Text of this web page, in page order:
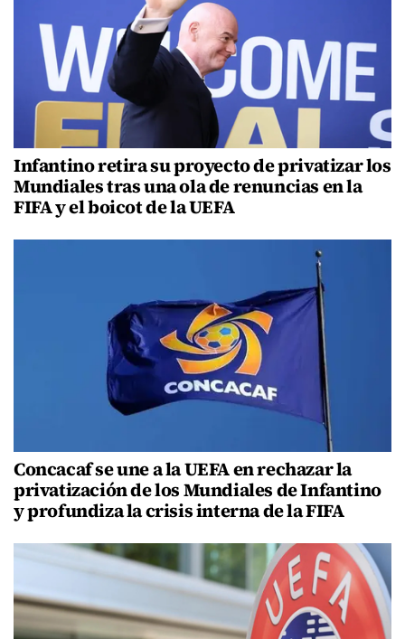
Infantino retira su proyecto de privatizar los
Mundiales tras una ola de renuncias en la
FIFA y el boicot de la UEFA
Concacaf se une a la UEFA en rechazar la
privatización de los Mundiales de Infantino
y profundiza la crisis interna de la FIFA